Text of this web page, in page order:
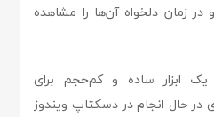
زمان دلخواه آن‌ها را مشاهده
anycap screen recorder یک ابزار ساده و کم‌حجم برای
در حال انجام در دسکتاپ ویندوز